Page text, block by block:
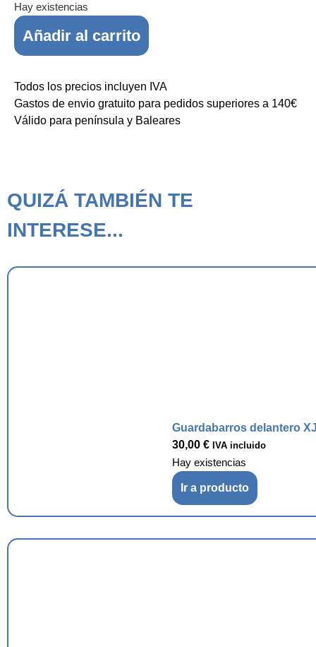
Hay existencias
Añadir al carrito
Todos los precios incluyen IVA
Gastos de envio gratuito para pedidos superiores a 140€
Válido para península y Baleares
QUIZÁ TAMBIÉN TE
INTERESE...
Guardabarros delantero
30,00 € IVA incluido
Hay existencias
Ir a producto